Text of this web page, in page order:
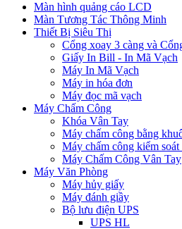
Màn hình quảng cáo LCD
Màn Tương Tác Thông Minh
Thiết Bị Siêu Thị
Cổng xoay 3 càng và
Giấy In Bill - In Mã Vạch
Máy In Mã Vạch
Máy in hóa đơn
Máy đọc mã vạch
Máy Chấm Công
Khóa Vân Tay
Máy chấm công bằng
Máy chấm công kiểm soát
Máy Chấm Công Vân Tay
Máy Văn Phòng
Máy hủy giấy
Máy đánh giầy
Bộ lưu điện UPS
UPS HL